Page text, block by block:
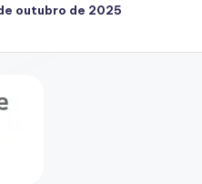
outubro de 2025